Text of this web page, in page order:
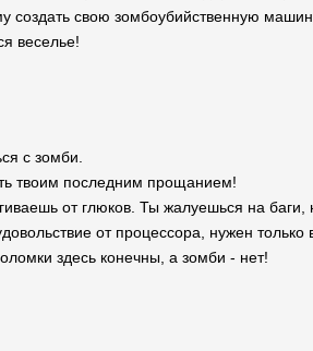
создать свою зомбоубийственную
веселье!
с зомби.
твоим последним прощанием!
от глюков. Ты жалуешься на баги,
от процессора, нужен только
здесь конечны, а зомби - нет!